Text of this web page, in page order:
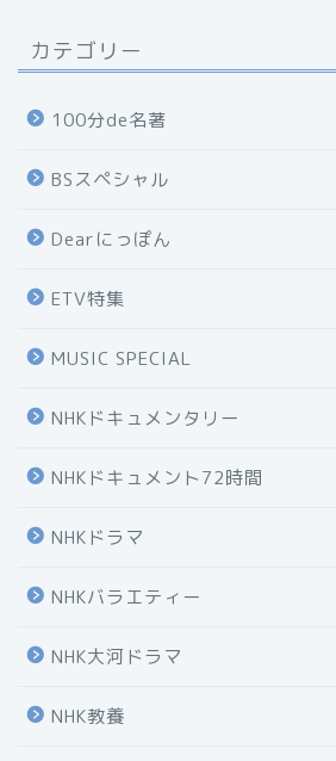
カテゴリー
100分de名著
BSスペシャル
Dearにっぽん
ETV特集
MUSIC SPECIAL
NHKドキュメンタリー
NHKドキュメント72時間
NHKドラマ
NHKバラエティー
NHK大河ドラマ
NHK教養